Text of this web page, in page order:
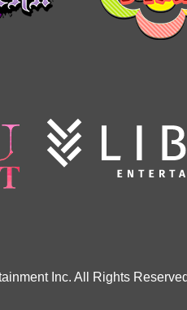
Inc. All Rights